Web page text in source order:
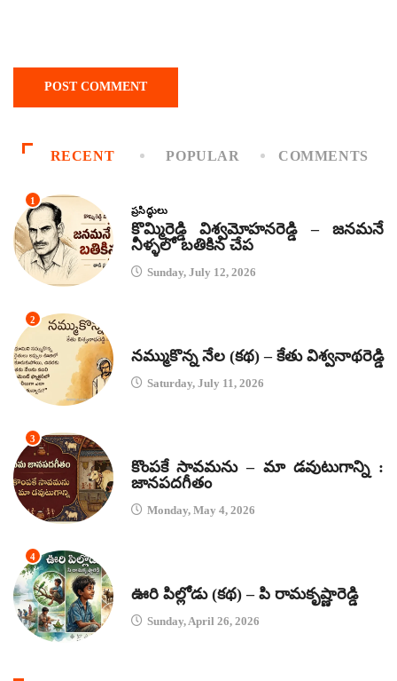
RECENT POPULAR COMMENTS
1
ప్రసిద్ధులు
కొమ్మిరెడ్డి విశ్వమోహనరెడ్డి – జనమనే
నీళ్ళలో బతికిన చేప
Sunday, July 12, 2026
2
నమ్ముకొన్న నేల (కథ) – కేతు విశ్వనాథరెడ్డి
Saturday, July 11, 2026
3
కొంపకే సావమను – మా డవుటుగాన్ని :
జానపదగీతం
Monday, May 4, 2026
4
ఊరి పిల్లోడు (కథ) – పి రామకృష్ణారెడ్డి
Sunday, April 26, 2026